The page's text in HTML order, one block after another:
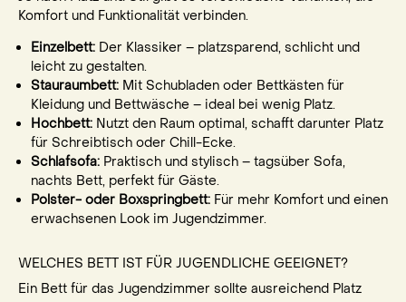
Komfort und Funktionalität verbinden.
Einzelbett: Der Klassiker – platzsparend, schlicht und
leicht zu gestalten.
Stauraumbett: Mit Schubladen oder Bettkästen für
Kleidung und Bettwäsche – ideal bei wenig Platz.
Hochbett: Nutzt den Raum optimal, schafft darunter Platz
für Schreibtisch oder Chill-Ecke.
Schlafsofa: Praktisch und stylisch – tagsüber Sofa,
nachts Bett, perfekt für Gäste.
Polster- oder Boxspringbett: Für mehr Komfort und einen
erwachsenen Look im Jugendzimmer.
WELCHES BETT IST FÜR JUGENDLICHE GEEIGNET?
Ein Bett für das Jugendzimmer sollte ausreichend Platz